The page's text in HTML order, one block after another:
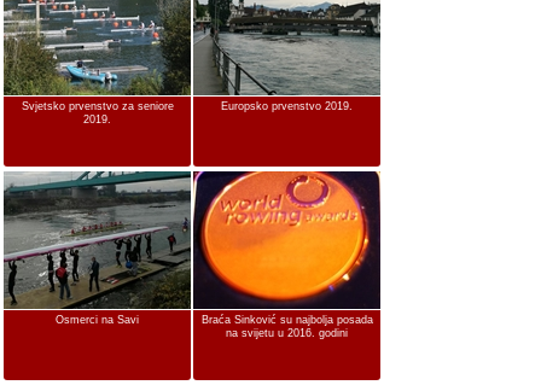
Svjetsko prvenstvo za seniore
2019.
Europsko prvenstvo 2019.
Osmerci na Savi
Braća Sinković su najbolja posada
na svijetu u 2016. godini